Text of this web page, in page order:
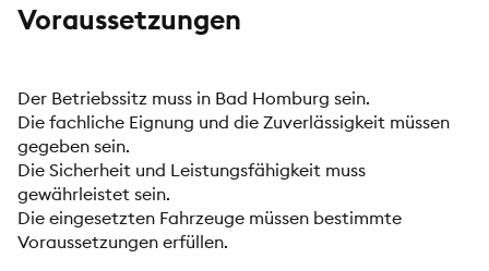
Voraussetzungen
Der Betriebssitz muss in Bad Homburg sein.
Die fachliche Eignung und die Zuverlässigkeit müssen
gegeben sein.
Die Sicherheit und Leistungsfähigkeit muss
gewährleistet sein.
Die eingesetzten Fahrzeuge müssen bestimmte
Voraussetzungen erfüllen.